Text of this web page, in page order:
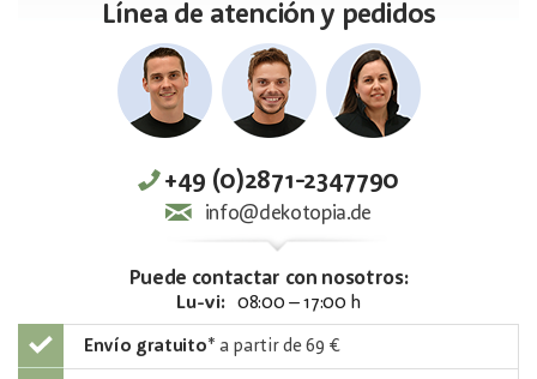
Línea de atención y pedidos
+49 (0)2871-2347790
info@dekotopia.de
Puede contactar con nosotros:
Lu-vi: 08:00 – 17:00 h
Envío gratuito* a partir de 69 €